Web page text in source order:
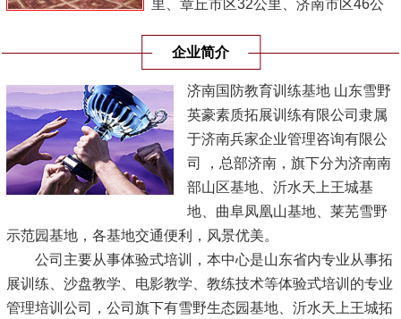
里、章丘市区32公里、济南市区46公
是，交通便利、风景优美。
企业简介
济南国防教育训练基地 山东雪野
英豪素质拓展训练有限公司隶属
于济南兵家企业管理咨询有限公
司 ，总部济南，旗下分为济南南
部山区基地、沂水天上王城基
地、曲阜凤凰山基地、莱芜雪野
示范园基地，各基地交通便利，风景优美。
公司主要从事体验式培训，本中心是山东省内专业从事拓
展训练、沙盘教学、电影教学、教练技术等体验式培训的专业
管理培训公司，公司旗下有雪野生态园基地、沂水天上王城拓